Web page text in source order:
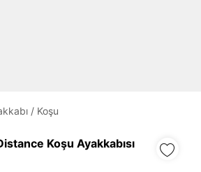
/ Koşu
Koşu Ayakkabısı